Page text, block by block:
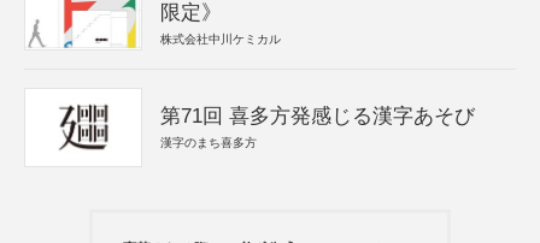
限定》
株式会社中川ケミカル
第71回 喜多方発感じる漢字あそび
漢字のまち喜多方